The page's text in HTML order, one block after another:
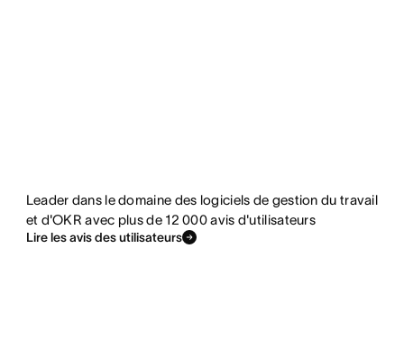
Leader dans le domaine des logiciels de gestion du travail
et d'OKR avec plus de 12 000 avis d'utilisateurs
Lire les avis des utilisateurs